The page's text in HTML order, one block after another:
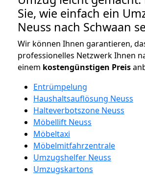
Sie, wie einfach ein
Neuss nach Schwaan
Wir können Ihnen garantieren,
professionelles Netzwerk Ihnen
einem kostengünstigen Preis
Entrümpelung
Haushaltsauflösung Neuss
Halteverbotszone Neuss
Möbellift Neuss
Möbeltaxi
Möbelmitfahrzentrale
Umzugshelfer Neuss
Umzugskartons